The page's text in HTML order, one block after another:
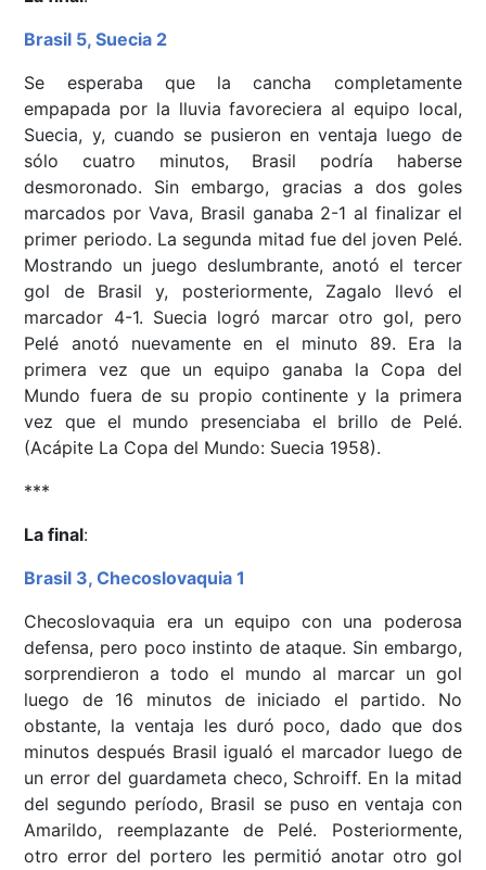
Brasil 5, Suecia 2
Se esperaba que la cancha completamente
empapada por la lluvia favoreciera al equipo local,
Suecia, y, cuando se pusieron en ventaja luego de
sólo cuatro minutos, Brasil podría haberse
desmoronado. Sin embargo, gracias a dos goles
marcados por Vava, Brasil ganaba 2-1 al finalizar el
primer periodo. La segunda mitad fue del joven Pelé.
Mostrando un juego deslumbrante, anotó el tercer
gol de Brasil y, posteriormente, Zagalo llevó el
marcador 4-1. Suecia logró marcar otro gol, pero
Pelé anotó nuevamente en el minuto 89. Era la
primera vez que un equipo ganaba la Copa del
Mundo fuera de su propio continente y la primera
vez que el mundo presenciaba el brillo de Pelé.
(Acápite La Copa del Mundo: Suecia 1958).
***
La final:
Brasil 3, Checoslovaquia 1
Checoslovaquia era un equipo con una poderosa
defensa, pero poco instinto de ataque. Sin embargo,
sorprendieron a todo el mundo al marcar un gol
luego de 16 minutos de iniciado el partido. No
obstante, la ventaja les duró poco, dado que dos
minutos después Brasil igualó el marcador luego de
un error del guardameta checo, Schroiff. En la mitad
del segundo período, Brasil se puso en ventaja con
Amarildo, reemplazante de Pelé. Posteriormente,
otro error del portero les permitió anotar otro gol